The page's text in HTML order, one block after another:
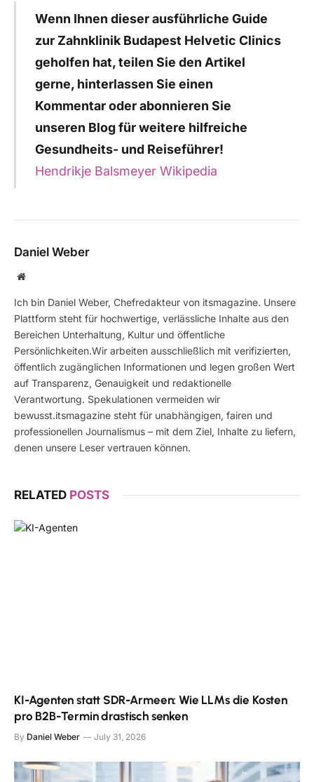
Wenn Ihnen dieser ausführliche Guide
zur Zahnklinik Budapest Helvetic Clinics
geholfen hat, teilen Sie den Artikel
gerne, hinterlassen Sie einen
Kommentar oder abonnieren Sie
unseren Blog für weitere hilfreiche
Gesundheits- und Reiseführer!
Hendrikje Balsmeyer Wikipedia
Daniel Weber
Website
Ich bin Daniel Weber, Chefredakteur von itsmagazine. Unsere
Plattform steht für hochwertige, verlässliche Inhalte aus den
Bereichen Unterhaltung, Kultur und öffentliche
Persönlichkeiten.Wir arbeiten ausschließlich mit verifizierten,
öffentlich zugänglichen Informationen und legen großen Wert
auf Transparenz, Genauigkeit und redaktionelle
Verantwortung. Spekulationen vermeiden wir
bewusst.itsmagazine steht für unabhängigen, fairen und
professionellen Journalismus – mit dem Ziel, Inhalte zu liefern,
denen unsere Leser vertrauen können.
RELATED POSTS
KI-Agenten statt SDR-Armeen: Wie LLMs die Kosten
pro B2B-Termin drastisch senken
By Daniel Weber July 31, 2026